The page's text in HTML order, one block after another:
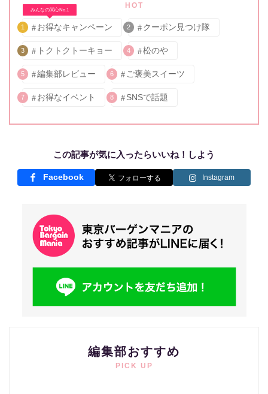
HOT
みんなの関心No.1
1 お得なキャンペーン 2 クーポン見つけ隊
3 トクトクトーキョー 4 松のや
5 編集部レビュー 6 ご褒美スイーツ
7 お得なイベント 8 SNSで話題
この記事が気に入ったらいいね！しよう
Facebook Instagram
編集部おすすめ
PICK UP